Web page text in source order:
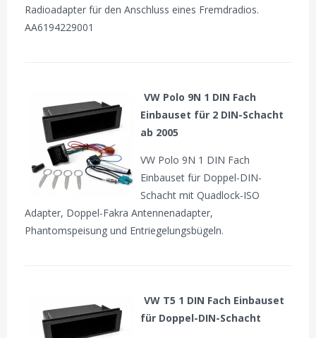
Radioadapter für den Anschluss eines Fremdradios.
AA6194229001
VW Polo 9N 1 DIN Fach
Einbauset für 2 DIN-Schacht
ab 2005
VW Polo 9N 1 DIN Fach
Einbauset für Doppel-DIN-
Schacht mit Quadlock-ISO
Adapter, Doppel-Fakra Antennenadapter,
Phantomspeisung und Entriegelungsbügeln.
VW T5 1 DIN Fach Einbauset
für Doppel-DIN-Schacht